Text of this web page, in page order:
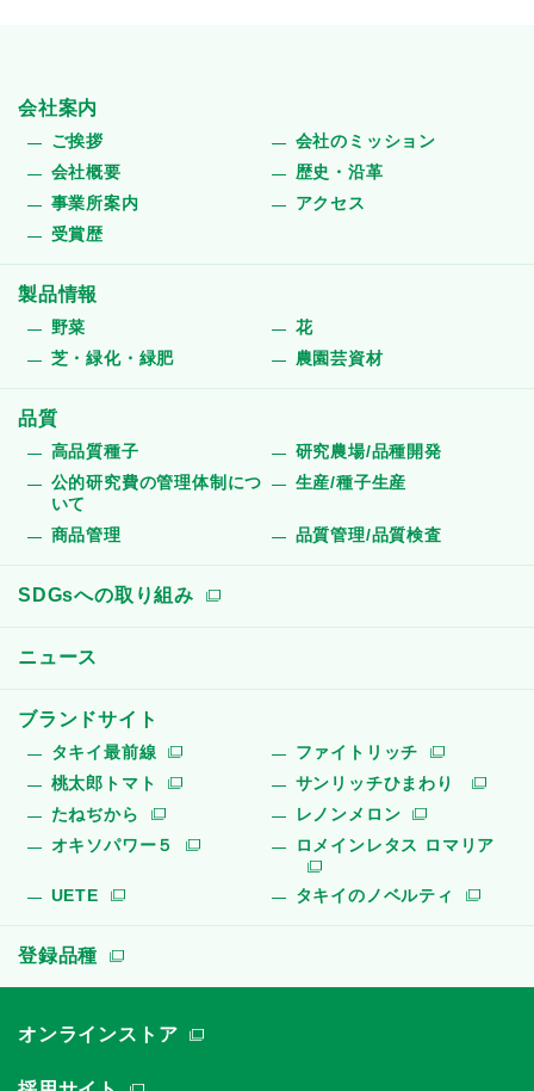
会社案内
ご挨拶
会社のミッション
会社概要
歴史・沿革
事業所案内
アクセス
受賞歴
製品情報
野菜
花
芝・緑化・緑肥
農園芸資材
品質
高品質種子
研究農場/品種開発
公的研究費の管理体制につ
いて
生産/種子生産
商品管理 品質管理/品質検査
SDGsへの取り組み
ニュース
ブランドサイト
タキイ最前線
ファイトリッチ
桃太郎トマト
サンリッチひまわり
たねぢから
レノンメロン
オキソパワー５
ロメインレタス ロマリア
UETE タキイのノベルティ
登録品種
オンラインストア